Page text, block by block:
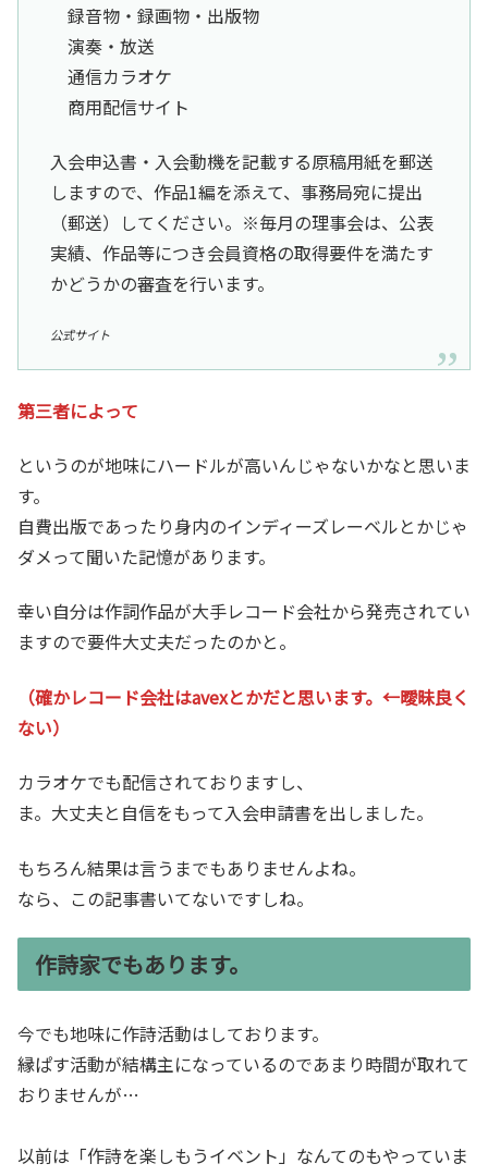
録音物・録画物・出版物
演奏・放送
通信カラオケ
商用配信サイト
入会申込書・入会動機を記載する原稿用紙を郵送
しますので、作品1編を添えて、事務局宛に提出
（郵送）してください。※毎月の理事会は、公表
実績、作品等につき会員資格の取得要件を満たす
かどうかの審査を行います。
公式サイト
第三者によって
というのが地味にハードルが高いんじゃないかなと思いま
す。
自費出版であったり身内のインディーズレーベルとかじゃ
ダメって聞いた記憶があります。
幸い自分は作詞作品が大手レコード会社から発売されてい
ますので要件大丈夫だったのかと。
（確かレコード会社はavexとかだと思います。←曖昧良く
ない）
カラオケでも配信されておりますし、
ま。大丈夫と自信をもって入会申請書を出しました。
もちろん結果は言うまでもありませんよね。
なら、この記事書いてないですしね。
作詩家でもあります。
今でも地味に作詩活動はしております。
縁ぱす活動が結構主になっているのであまり時間が取れて
おりませんが…
以前は「作詩を楽しもうイベント」なんてのもやっていま